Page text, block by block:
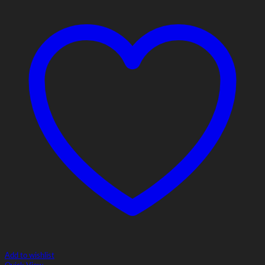
Add to wishlist